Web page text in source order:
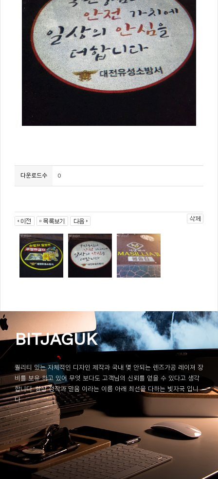
다운로드수 0
BITJAGUK
퀄리티 있는 자체적인 디자인 제작과 국내 몇 안되는 렌즈가공 레이져 장
비를 보유 하고 있어 무엇 보다도 고객님의 신뢰를 얻을 수 있다고 생각
합니다. 항상 정직과 믿음 이라는 이름 아래 최선을 다하는 빛자국 입니
다.